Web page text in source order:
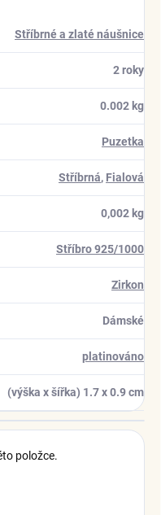
Stříbrné a zlaté náušnice
2 roky
0.002 kg
Puzetka
Stříbrná, Fialová
0,002 kg
Stříbro 925/1000
Zirkon
Dámské
platinováno
(výška x šířka) 1.7 x 0.9 cm
položce.